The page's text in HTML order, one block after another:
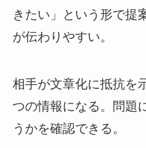
きたい」という形で提
が伝わりやすい。
相手が文章化に抵抗を
つの情報になる。問題
うかを確認できる。